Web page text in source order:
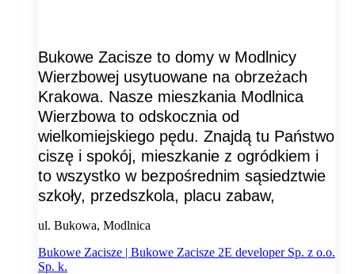
Bukowe Zacisze to domy w Modlnicy
Wierzbowej usytuowane na obrzeżach
Krakowa. Nasze mieszkania Modlnica
Wierzbowa to odskocznia od
wielkomiejskiego pędu. Znajdą tu Państwo
ciszę i spokój, mieszkanie z ogródkiem i
to wszystko w bezpośrednim sąsiedztwie
szkoły, przedszkola, placu zabaw,
ul. Bukowa, Modlnica
Bukowe Zacisze | Bukowe Zacisze 2E developer Sp. z o.o.
Sp. k.